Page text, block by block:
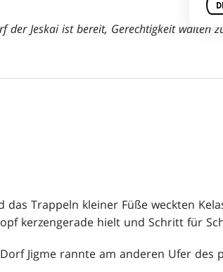
der Jeskai ist bereit, Gerechtigkeit walten
das Trappeln kleiner Füße weckten
kerzengerade hielt und Schritt für
Jigme rannte am anderen Ufer des